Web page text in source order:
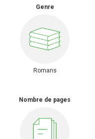
Genre
Romans
Nombre de pages